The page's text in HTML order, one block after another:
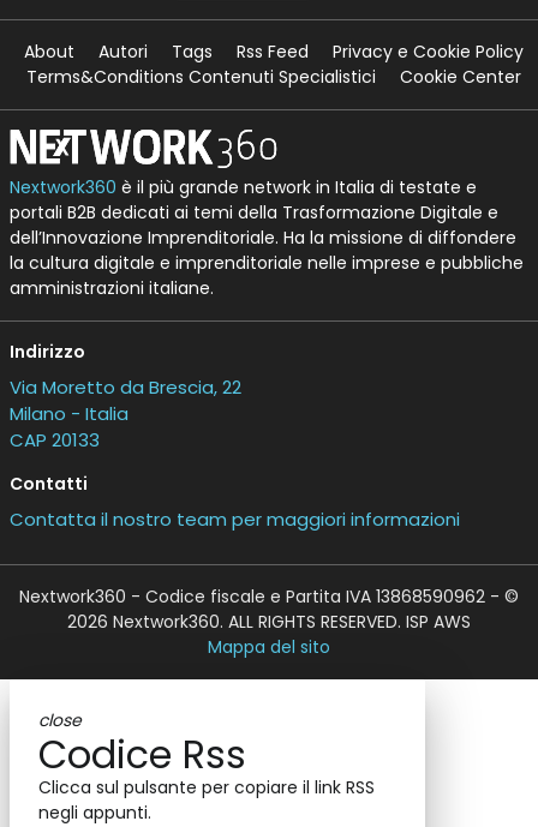
About Autori Tags Rss Feed
Privacy e Cookie Policy
Terms&Conditions Contenuti Specialistici
Cookie Center
Nextwork360 è il più grande network in Italia di testate e
portali B2B dedicati ai temi della Trasformazione Digitale e
dell’Innovazione Imprenditoriale. Ha la missione di diffondere
la cultura digitale e imprenditoriale nelle imprese e pubbliche
amministrazioni italiane.
Indirizzo
Via Moretto da Brescia, 22
Milano - Italia
CAP 20133
Contatti
Contatta il nostro team per maggiori informazioni
Nextwork360 - Codice fiscale e Partita IVA 13868590962 - ©
2026 Nextwork360. ALL RIGHTS RESERVED. ISP AWS
Mappa del sito
close
Codice Rss
Clicca sul pulsante per copiare il link RSS
negli appunti.